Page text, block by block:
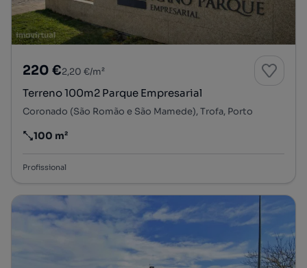
220 €2,20 €/m²
Terreno 100m2 Parque Empresarial
Coronado (São Romão e São Mamede), Trofa, Porto
Preço por metro quadrado
100 m²
Profissional